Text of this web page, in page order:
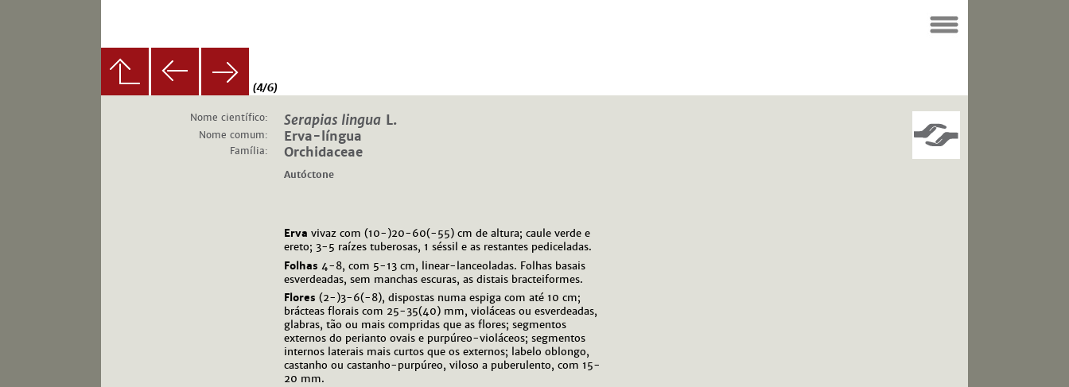
(4/6)
Nome científico: Serapias lingua L.
Nome comum: Erva-língua
Família: Orchidaceae
Autóctone
Erva vivaz com (10-)20-60(-55) cm de altura; caule verde e
ereto; 3-5 raízes tuberosas, 1 séssil e as restantes pediceladas.
Folhas 4-8, com 5-13 cm, linear-lanceoladas. Folhas basais
esverdeadas, sem manchas escuras, as distais bracteiformes.
Flores (2-)3-6(-8), dispostas numa espiga com até 10 cm;
brácteas florais com 25-35(40) mm, violáceas ou esverdeadas,
glabras, tão ou mais compridas que as flores; segmentos
externos do perianto ovais e purpúreo-violáceos; segmentos
internos laterais mais curtos que os externos; labelo oblongo,
castanho ou castanho-purpúreo, viloso a puberulento, com 15-
20 mm.